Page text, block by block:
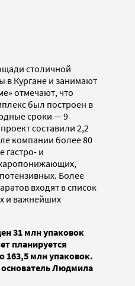
столичной
Кургане и занимают
отмечают, что
был построен в
сроки — 9
составили 2,2
компании более 80
гастро- и
Более
входят в список
и важнейших
31 млн упаковок
планируется
163,5 млн упаковок.
Людмила